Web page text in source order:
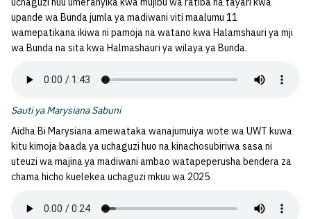
upande wa Bunda jumla ya madiwani viti maalumu 11
wamepatikana ikiwa ni pamoja na watano kwa Halamshauri ya mji
wa Bunda na sita kwa Halmashauri ya wilaya ya Bunda.
Sauti ya Marysiana Sabuni
Aidha Bi Marysiana amewataka wanajumuiya wote wa UWT kuwa
kitu kimoja baada ya uchaguzi huo na kinachosubiriwa sasa ni
uteuzi wa majina ya madiwani ambao watapeperusha bendera za
chama hicho kuelekea uchaguzi mkuu wa 2025